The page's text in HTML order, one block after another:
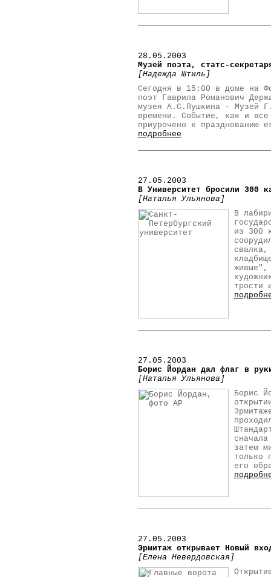
28.05.2003
Музей поэта, статс-
[Надежда Штиль]
Сегодня в 15:00 в доме на
поэт Гаврила Романович
музея А.С.Пушкина - Музей
времени. Событие, как и
приурочено к празднованию
подробнее
27.05.2003
В Университет бросили 300
[Наталья Ульянова]
В
из 300
свалка,
живые",
трости
27.05.2003
Борис Йордан дал флаг в
[Наталья Ульянова]
Борис
затем
только
его
27.05.2003
Эрмитаж открывает Новый
[Елена Невердовская]